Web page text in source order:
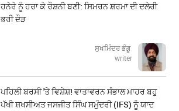
ਹਨੇਰੇ ਨੂੰ ਹਰਾ ਕੇ ਰੌਸ਼ਨੀ ਬਣੀ: ਸਿਮਰਨ ਸ਼ਰਮਾ ਦੀ ਦਲੇਰੀ
ਭਰੀ ਦੌੜ
ਸੁਖਮਿੰਦਰ ਭੰਗੂ
writer
ਪਹਿਲੀ ਬਰਸੀ 'ਤੇ ਵਿਸ਼ੇਸ਼! ਵਾਤਾਵਰਨ ਸੰਭਾਲ ਮਾਹਰ ਬਹੁ
ਪੱਖੀ ਸ਼ਖਸੀਅਤ ਜਸਜੀਤ ਸਿੰਘ ਸਮੁੰਦਰੀ (IFS) ਨੂੰ ਯਾਦ